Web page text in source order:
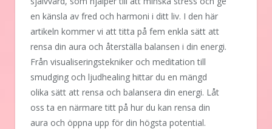
en känsla av fred och harmoni i ditt liv. I den här
artikeln kommer vi att titta på fem enkla sätt att
rensa din aura och återställa balansen i din energi.
Från visualiseringstekniker och meditation till
smudging och ljudhealing hittar du en mängd
olika sätt att rensa och balansera din energi. Låt
oss ta en närmare titt på hur du kan rensa din
aura och öppna upp för din högsta potential.